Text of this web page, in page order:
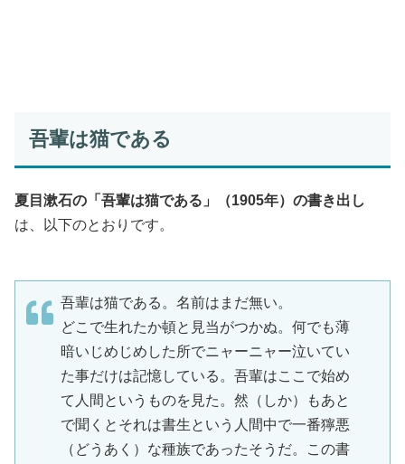
吾輩は猫である
夏目漱石の「吾輩は猫である」（1905年）の書き出し
は、以下のとおりです。
吾輩は猫である。名前はまだ無い。
どこで生れたか頓と見当がつかぬ。何でも薄
暗いじめじめした所でニャーニャー泣いてい
た事だけは記憶している。吾輩はここで始め
て人間というものを見た。然（しか）もあと
で聞くとそれは書生という人間中で一番獰悪
（どうあく）な種族であったそうだ。この書